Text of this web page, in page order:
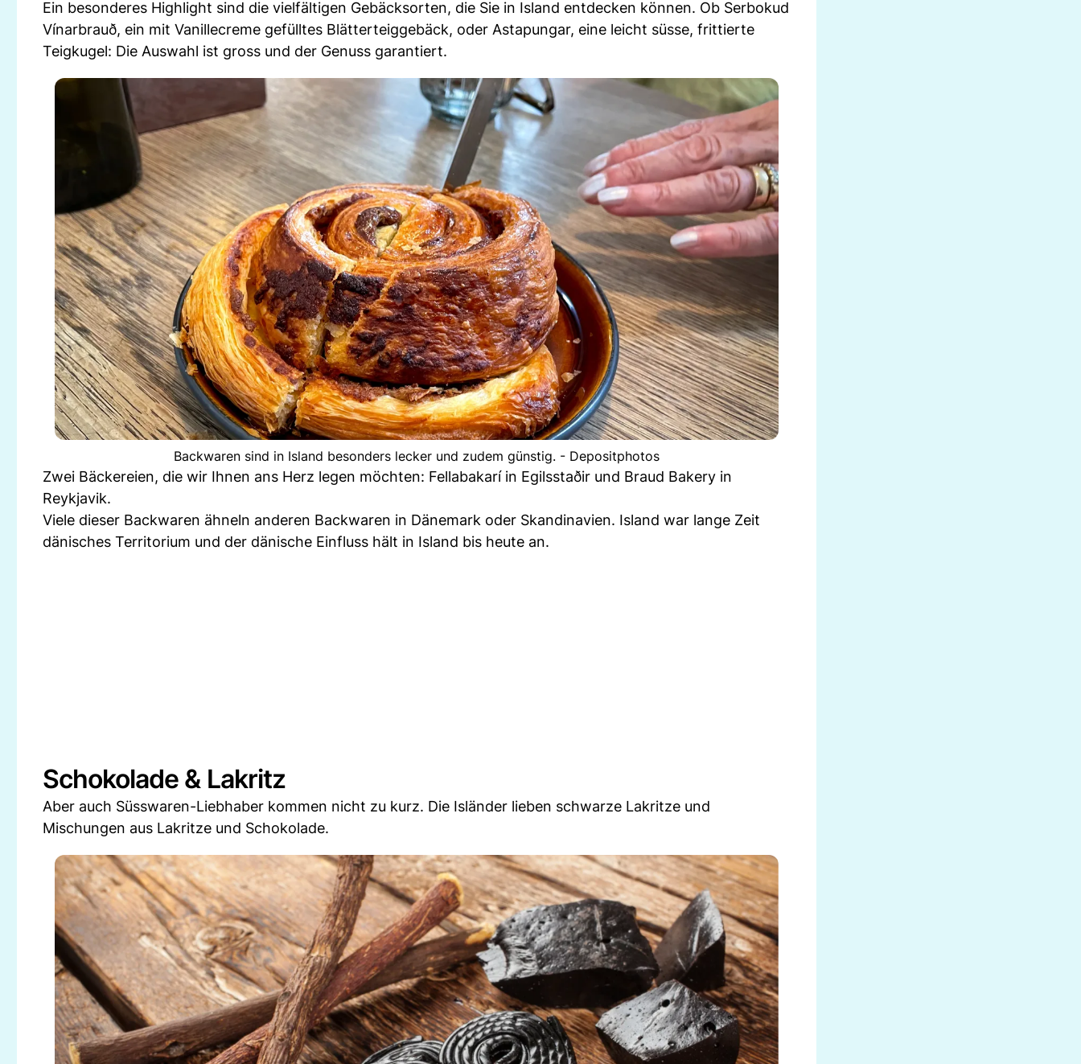
Ein besonderes Highlight sind die vielfältigen Gebäcksorten, die Sie in Island entdecken können. Ob Serbokud
Vínarbrauð, ein mit Vanillecreme gefülltes Blätterteiggebäck, oder Astapungar, eine leicht süsse, frittierte
Teigkugel: Die Auswahl ist gross und der Genuss garantiert.
Backwaren sind in Island besonders lecker und zudem günstig. - Depositphotos
Zwei Bäckereien, die wir Ihnen ans Herz legen möchten: Fellabakarí in Egilsstaðir und Braud Bakery in
Reykjavik.
Viele dieser Backwaren ähneln anderen Backwaren in Dänemark oder Skandinavien. Island war lange Zeit
dänisches Territorium und der dänische Einfluss hält in Island bis heute an.
Schokolade & Lakritz
Aber auch Süsswaren-Liebhaber kommen nicht zu kurz. Die Isländer lieben schwarze Lakritze und
Mischungen aus Lakritze und Schokolade.